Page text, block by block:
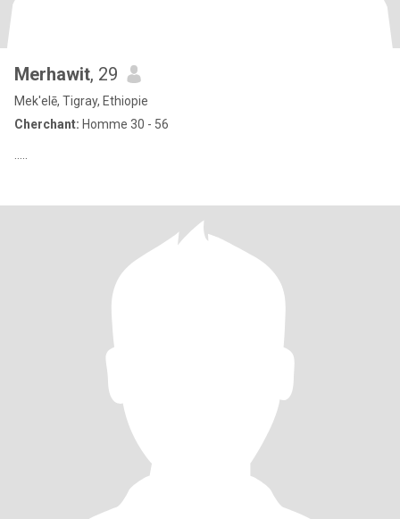
Merhawit, 29
Mek'elē, Tigray, Ethiopie
Cherchant: Homme 30 - 56